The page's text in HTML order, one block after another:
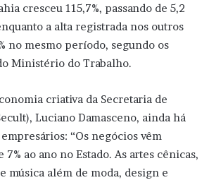
cresceu 115,7%, passando de 5,2
a alta registrada nos outros
no mesmo período, segundo os
Ministério do Trabalho.
criativa da Secretaria de
Luciano Damasceno, ainda há
“Os negócios vêm
ao ano no Estado. As artes cênicas,
música além de moda, design e